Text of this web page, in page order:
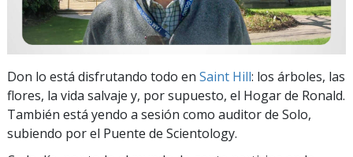
Don lo está disfrutando todo en Saint Hill: los árboles, las
flores, la vida salvaje y, por supuesto, el Hogar de Ronald.
También está yendo a sesión como auditor de Solo,
subiendo por el Puente de Scientology.